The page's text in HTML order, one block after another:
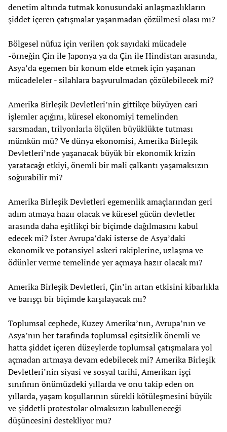
denetim altında tutmak konusundaki anlaşmazlıkların
şiddet içeren çatışmalar yaşanmadan çözülmesi olası mı?
Bölgesel nüfuz için verilen çok sayıdaki mücadele
-örneğin Çin ile Japonya ya da Çin ile Hindistan arasında,
Asya’da egemen bir konum elde etmek için yaşanan
mücadeleler - silahlara başvurulmadan çözülebilecek mi?
Amerika Birleşik Devletleri’nin gittikçe büyüyen cari
işlemler açığını, küresel ekonomiyi temelinden
sarsmadan, trilyonlarla ölçülen büyüklükte tutması
mümkün mü? Ve dünya ekonomisi, Amerika Birleşik
Devletleri’nde yaşanacak büyük bir ekonomik krizin
yaratacağı etkiyi, önemli bir mali çalkantı yaşamaksızın
soğurabilir mi?
Amerika Birleşik Devletleri egemenlik amaçlarından geri
adım atmaya hazır olacak ve küresel gücün devletler
arasında daha eşitlikçi bir biçimde dağılmasını kabul
edecek mi? İster Avrupa’daki isterse de Asya’daki
ekonomik ve potansiyel askeri rakiplerine, uzlaşma ve
ödünler verme temelinde yer açmaya hazır olacak mı?
Amerika Birleşik Devletleri, Çin’in artan etkisini kibarlıkla
ve barışçı bir biçimde karşılayacak mı?
Toplumsal cephede, Kuzey Amerika’nın, Avrupa’nın ve
Asya’nın her tarafında toplumsal eşitsizlik önemli ve
hatta şiddet içeren düzeylerde toplumsal çatışmalara yol
açmadan artmaya devam edebilecek mi? Amerika Birleşik
Devletleri’nin siyasi ve sosyal tarihi, Amerikan işçi
sınıfının önümüzdeki yıllarda ve onu takip eden on
yıllarda, yaşam koşullarının sürekli kötüleşmesini büyük
ve şiddetli protestolar olmaksızın kabulleneceği
düşüncesini destekliyor mu?